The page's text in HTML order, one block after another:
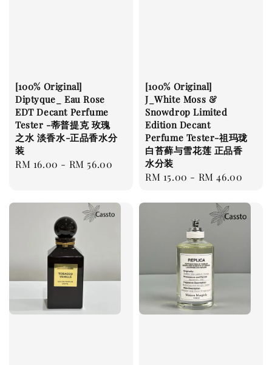
[100% Original]
Diptyque_ Eau Rose
EDT Decant Perfume
Tester -蒂普提克 玫瑰
之水 淡香水-正品香水分
装
Regular
RM 16.00 - RM 56.00
[100% Original]
J_White Moss &
Snowdrop Limited
Edition Decant
Perfume Tester-祖玛珑
白苔藓与雪花莲 正品香
水分装
Regular
RM 15.00 - RM 46.00